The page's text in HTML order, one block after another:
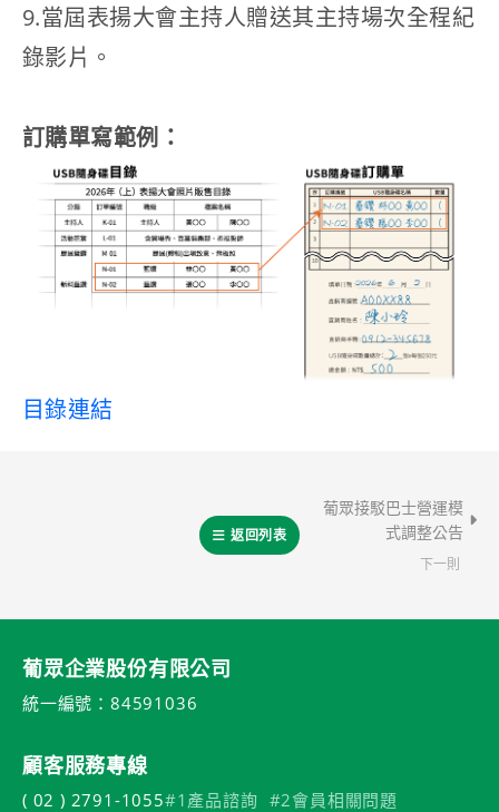
9.當屆表揚大會主持人贈送其主持場次全程紀
錄影片。
訂購單寫範例：
目錄連結
返回列表
葡眾接駁巴士營運模
式調整公告
下一則
葡眾企業股份有限公司
統一編號：84591036
顧客服務專線
( 02 ) 2791-1055#1產品諮詢 #2會員相關問題